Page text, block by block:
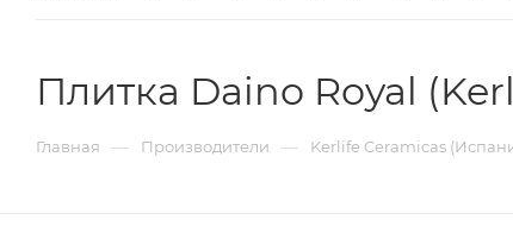
Плитка Daino Royal
Главная — Производители — Kerlife Ceramicas